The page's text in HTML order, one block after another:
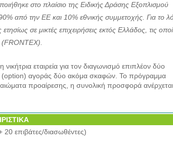
στο πλαίσιο της Ειδικής Δράσης Εξοπλισμού
από την ΕΕ και 10% εθνικής συμμετοχής. Για το
σε μικτές επιχειρήσεις εκτός Ελλάδος, τις
(FRONTEX).
εταιρεία για τον διαγωνισμό επιπλέον δύο
(option) αγοράς δύο ακόμα σκαφών. Το πρόγραμμα
προαίρεσης, η συνολική προσφορά
επιβάτες/διασωθέντες)